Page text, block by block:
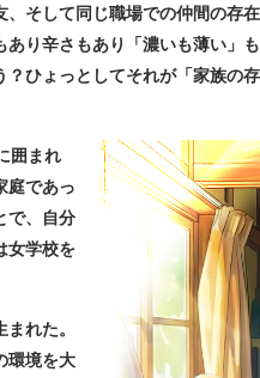
そして同じ職場での仲間の存
あり辛さもあり「濃いも薄い」
ひょっとしてそれが「家族の存
囲まれ
庭であっ
で、自分
女学校を
れた。
環境を大